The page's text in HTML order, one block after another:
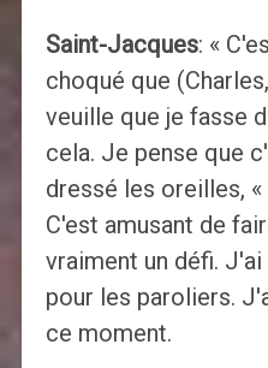
Saint-Jacques: «
choqué que
veuille que je fasse
cela. Je pense que
dressé les oreilles,
C'est amusant de
vraiment un défi.
pour les paroliers.
ce moment.